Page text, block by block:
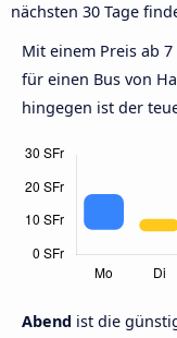
nächsten 30 Tage
Mit einem Preis ab 7
für einen Bus von
hingegen ist der
Abend ist die